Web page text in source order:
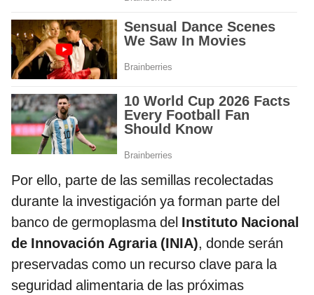
Por ello, parte de las semillas recolectadas
durante la investigación ya forman parte del
banco de germoplasma del Instituto Nacional
de Innovación Agraria (INIA), donde serán
preservadas como un recurso clave para la
seguridad alimentaria de las próximas